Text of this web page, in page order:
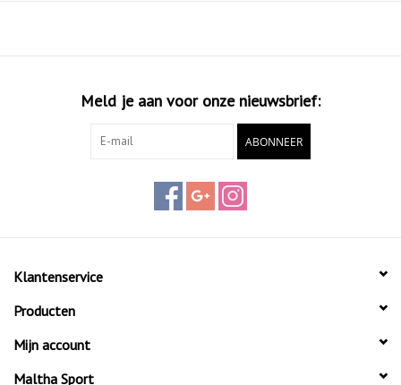
Meld je aan voor onze nieuwsbrief:
ABONNEER
Klantenservice
Producten
Mijn account
Maltha Sport